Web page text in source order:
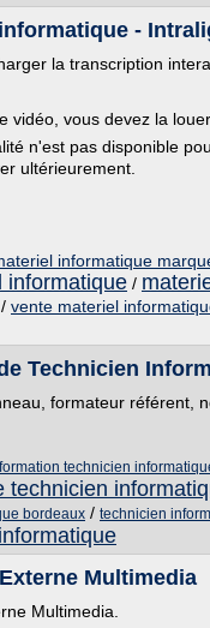
-
la transcription
vidéo, vous devez la louer.
n'est pas disponible
ultérieurement.
informatique
informatique /
/ vente materiel
Technicien
formateur référent,
formation technicien
technicien
bordeaux / technicien
Multimedia
Multimedia.